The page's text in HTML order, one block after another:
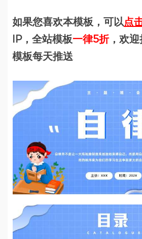
如果您喜欢本模板，可以点
IP，全站模板一律5折，欢迎
模板每天推送